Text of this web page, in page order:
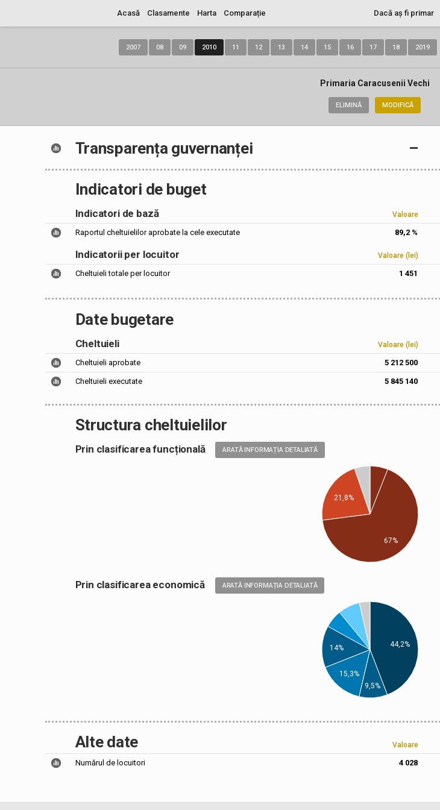
Acasă Clasamente Harta Comparație Dacă aș fi primar
2007 08 09 2010 11 12 13 14 15 16 17 18 2019
Primaria Caracusenii Vechi
ELIMINĂ MODIFICĂ
Transparența guvernanței –
Indicatori de buget
Indicatori de bază Valoare
Raportul cheltuielilor aprobate la cele executate 89,2 %
Indicatorii per locuitor Valoare (lei)
Cheltuieli totale per locuitor 1 451
Date bugetare
Cheltuieli Valoare (lei)
Cheltuieli aprobate 5 212 500
Cheltuieli executate 5 845 140
Structura cheltuielilor
Prin clasificarea funcțională ARATĂ INFORMAȚIA DETALIATĂ
21,8%
67%
Prin clasificarea economică ARATĂ INFORMAȚIA DETALIATĂ
44,2%
14%
15,3%
9,5%
Alte date Valoare
Numărul de locuitori 4 028